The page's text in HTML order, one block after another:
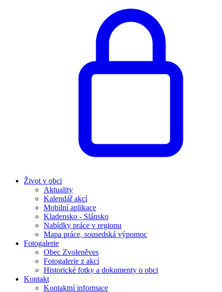
Život v obci
Aktuality
Kalendář akcí
Mobilní aplikace
Kladensko - Slánsko
Nabídky práce v regionu
Mapa práce, sousedská výpomoc
Fotogalerie
Obec Zvoleněves
Fotogalerie z akcí
Historické fotky a dokumenty o obci
Kontakt
Kontaktní informace